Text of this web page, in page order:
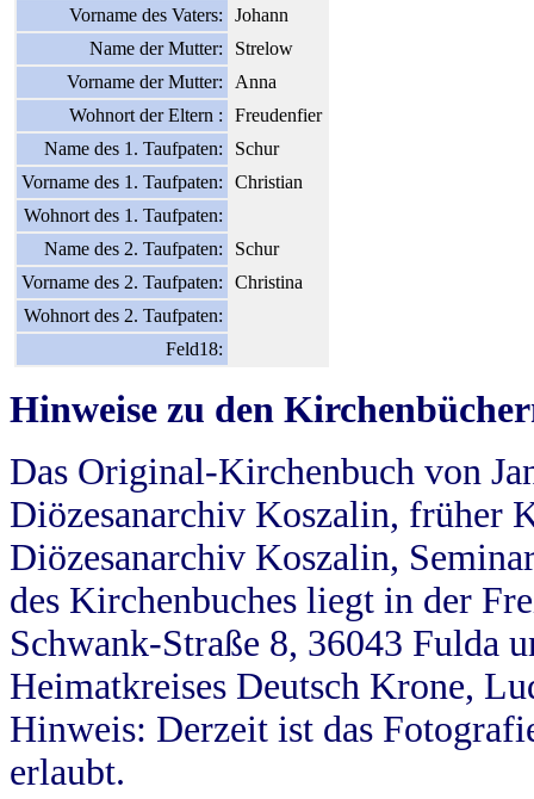
Vorname des Vaters:
Johann
Name der Mutter:
Strelow
Vorname der Mutter:
Anna
Wohnort der Eltern :
Freudenfier
Name des 1. Taufpaten:
Schur
Vorname des 1. Taufpaten:
Christian
Wohnort des 1. Taufpaten:
Name des 2. Taufpaten:
Schur
Vorname des 2. Taufpaten:
Christina
Wohnort des 2. Taufpaten:
Feld18:
Hinweise zu den
Das Original-Kirchenbuch von
Diözesanarchiv Koszalin, früher
Diözesanarchiv Koszalin,
des Kirchenbuches liegt in der
Schwank-Straße 8, 36043 Fulda
Heimatkreises Deutsch Krone,
Hinweis: Derzeit ist das
erlaubt.